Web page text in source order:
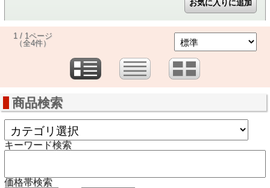
1 / 1ページ
（全4件）
商品検索
キーワード検索
価格帯検索